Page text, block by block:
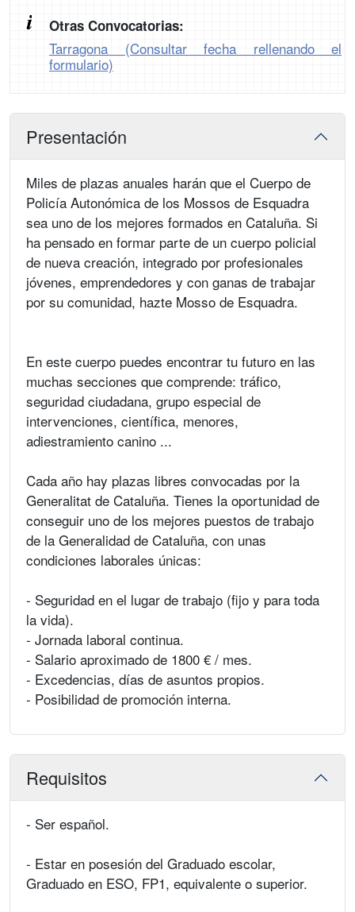
Otras Convocatorias:
Tarragona (Consultar fecha rellenando el
formulario)
Presentación
Miles de plazas anuales harán que el Cuerpo de
Policía Autonómica de los Mossos de Esquadra
sea uno de los mejores formados en Cataluña. Si
ha pensado en formar parte de un cuerpo policial
de nueva creación, integrado por profesionales
jóvenes, emprendedores y con ganas de trabajar
por su comunidad, hazte Mosso de Esquadra.
En este cuerpo puedes encontrar tu futuro en las
muchas secciones que comprende: tráfico,
seguridad ciudadana, grupo especial de
intervenciones, científica, menores,
adiestramiento canino ...
Cada año hay plazas libres convocadas por la
Generalitat de Cataluña. Tienes la oportunidad de
conseguir uno de los mejores puestos de trabajo
de la Generalidad de Cataluña, con unas
condiciones laborales únicas:
- Seguridad en el lugar de trabajo (fijo y para toda
la vida).
- Jornada laboral continua.
- Salario aproximado de 1800 € / mes.
- Excedencias, días de asuntos propios.
- Posibilidad de promoción interna.
Requisitos
- Ser español.
- Estar en posesión del Graduado escolar,
Graduado en ESO, FP1, equivalente o superior.